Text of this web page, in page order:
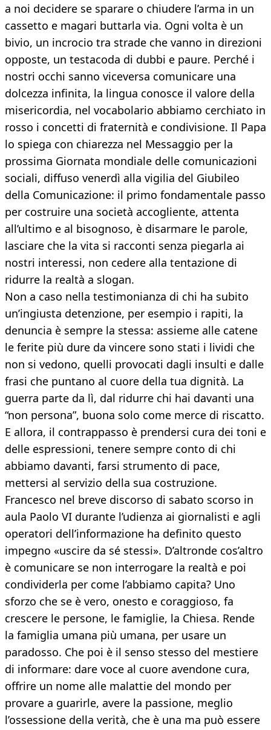
a noi decidere se sparare o chiudere l’arma in un
cassetto e magari buttarla via. Ogni volta è un
bivio, un incrocio tra strade che vanno in direzioni
opposte, un testacoda di dubbi e paure. Perché i
nostri occhi sanno viceversa comunicare una
dolcezza infinita, la lingua conosce il valore della
misericordia, nel vocabolario abbiamo cerchiato in
rosso i concetti di fraternità e condivisione. Il Papa
lo spiega con chiarezza nel Messaggio per la
prossima Giornata mondiale delle comunicazioni
sociali, diffuso venerdì alla vigilia del Giubileo
della Comunicazione: il primo fondamentale passo
per costruire una società accogliente, attenta
all’ultimo e al bisognoso, è disarmare le parole,
lasciare che la vita si racconti senza piegarla ai
nostri interessi, non cedere alla tentazione di
ridurre la realtà a slogan.
Non a caso nella testimonianza di chi ha subito
un’ingiusta detenzione, per esempio i rapiti, la
denuncia è sempre la stessa: assieme alle catene
le ferite più dure da vincere sono stati i lividi che
non si vedono, quelli provocati dagli insulti e dalle
frasi che puntano al cuore della tua dignità. La
guerra parte da lì, dal ridurre chi hai davanti una
“non persona”, buona solo come merce di riscatto.
E allora, il contrappasso è prendersi cura dei toni e
delle espressioni, tenere sempre conto di chi
abbiamo davanti, farsi strumento di pace,
mettersi al servizio della sua costruzione.
Francesco nel breve discorso di sabato scorso in
aula Paolo VI durante l’udienza ai giornalisti e agli
operatori dell’informazione ha definito questo
impegno «uscire da sé stessi». D’altronde cos’altro
è comunicare se non interrogare la realtà e poi
condividerla per come l’abbiamo capita? Uno
sforzo che se è vero, onesto e coraggioso, fa
crescere le persone, le famiglie, la Chiesa. Rende
la famiglia umana più umana, per usare un
paradosso. Che poi è il senso stesso del mestiere
di informare: dare voce al cuore avendone cura,
offrire un nome alle malattie del mondo per
provare a guarirle, avere la passione, meglio
l’ossessione della verità, che è una ma può essere